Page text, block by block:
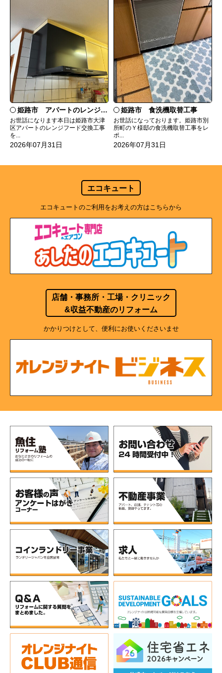
姫路市 アパートのレンジフード交換
お世話になります本日は姫路市大津
区アパートのレンジフード交換工事
を...
2026年07月31日
姫路市 食洗機取替工事
お世話になっております。姫路市別
所町のＹ様邸の食洗機取替工事をレ
ポ...
2026年07月31日
エコキュート
エコキュートのご利用をお考えの方はこちらから
店舗・事務所・工場・クリニック
&収益不動産のリフォーム
かかりつけとして、便利にお使いくださいませ